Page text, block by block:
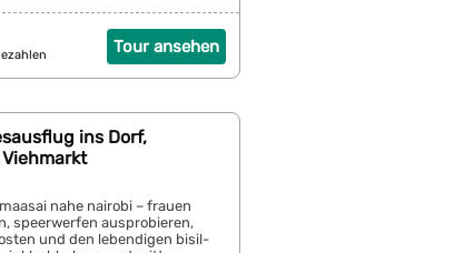
Tour ansehen
ins Dorf,
nahe nairobi – frauen
speerwerfen ausprobieren,
und den lebendigen bisil-